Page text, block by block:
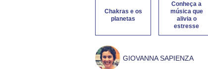
Chakras e os
planetas
Conheça a
música que
alivia o
estresse
GIOVANNA SAPIENZA